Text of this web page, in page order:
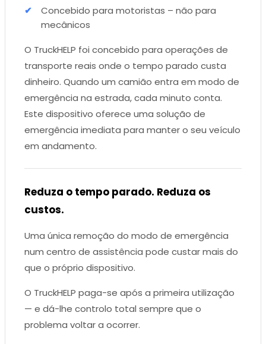
Concebido para motoristas – não para
mecânicos
O TruckHELP foi concebido para operações de
transporte reais onde o tempo parado custa
dinheiro. Quando um camião entra em modo de
emergência na estrada, cada minuto conta.
Este dispositivo oferece uma solução de
emergência imediata para manter o seu veículo
em andamento.
Reduza o tempo parado. Reduza os
custos.
Uma única remoção do modo de emergência
num centro de assistência pode custar mais do
que o próprio dispositivo.
O TruckHELP paga-se após a primeira utilização
— e dá-lhe controlo total sempre que o
problema voltar a ocorrer.